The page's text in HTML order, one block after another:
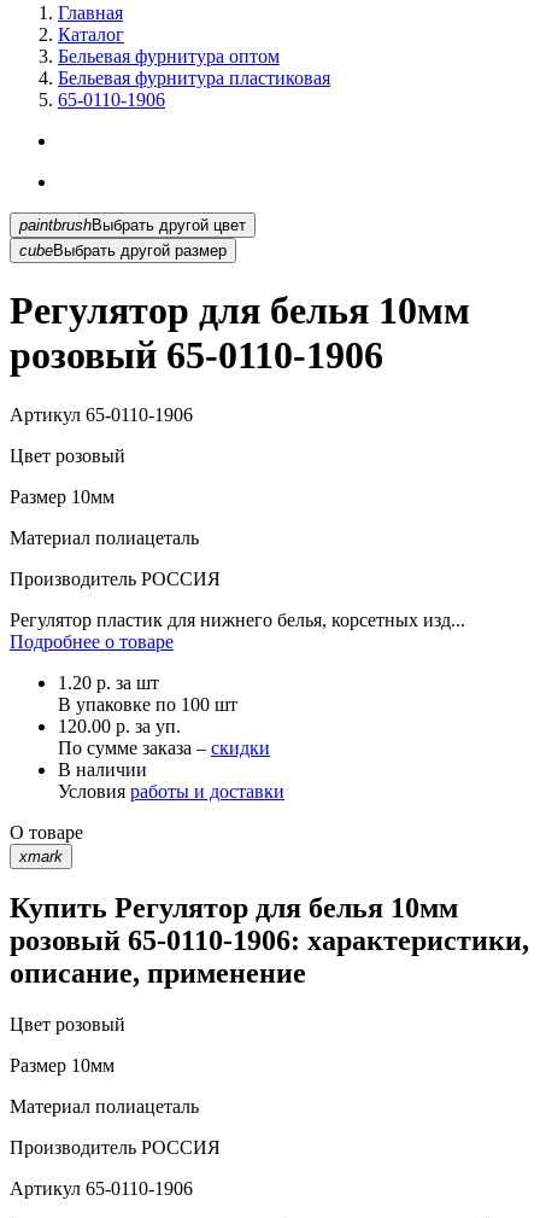
Главная
Каталог
Бельевая фурнитура оптом
Бельевая фурнитура пластиковая
65-0110-1906
paintbrush
Выбрать другой цвет
cubeВыбрать другой размер
Регулятор для белья 10мм
розовый 65-0110-1906
Артикул 65-0110-1906
Цвет розовый
Размер 10мм
Материал полиацеталь
Производитель РОССИЯ
Регулятор пластик для нижнего белья, корсетных изд...
Подробнее о товаре
1.20 р. за шт
В упаковке по 100 шт
120.00 р. за уп.
По сумме заказа – скидки
В наличии
Условия работы и доставки
О товаре
xmark
Купить Регулятор для белья 10мм
розовый 65-0110-1906: характеристики,
описание, применение
Цвет розовый
Размер 10мм
Материал полиацеталь
Производитель РОССИЯ
Артикул 65-0110-1906